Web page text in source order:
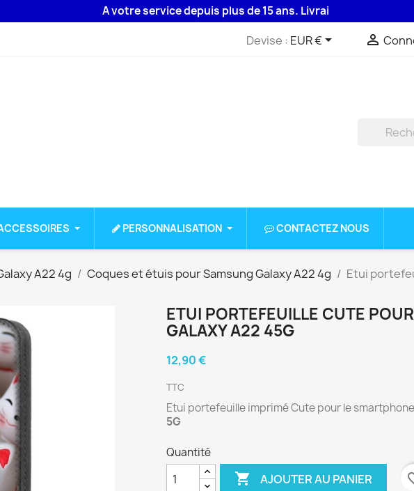
A votre service depuis plus de 15 ans. Livraison 48H assurée par la
Devise : EUR € 
PERSONNALISATION CONTACTEZ NOUS
A22 4g Coques et étuis pour Samsung Galaxy A22 4g Etui
ETUI PORTEFEUILLE CUTE
GALAXY A22 45G
12,90 €
TTC
Etui portefeuille imprimé Cute pour le smartphone
5G
Quantité
 AJOUTER AU PANIER